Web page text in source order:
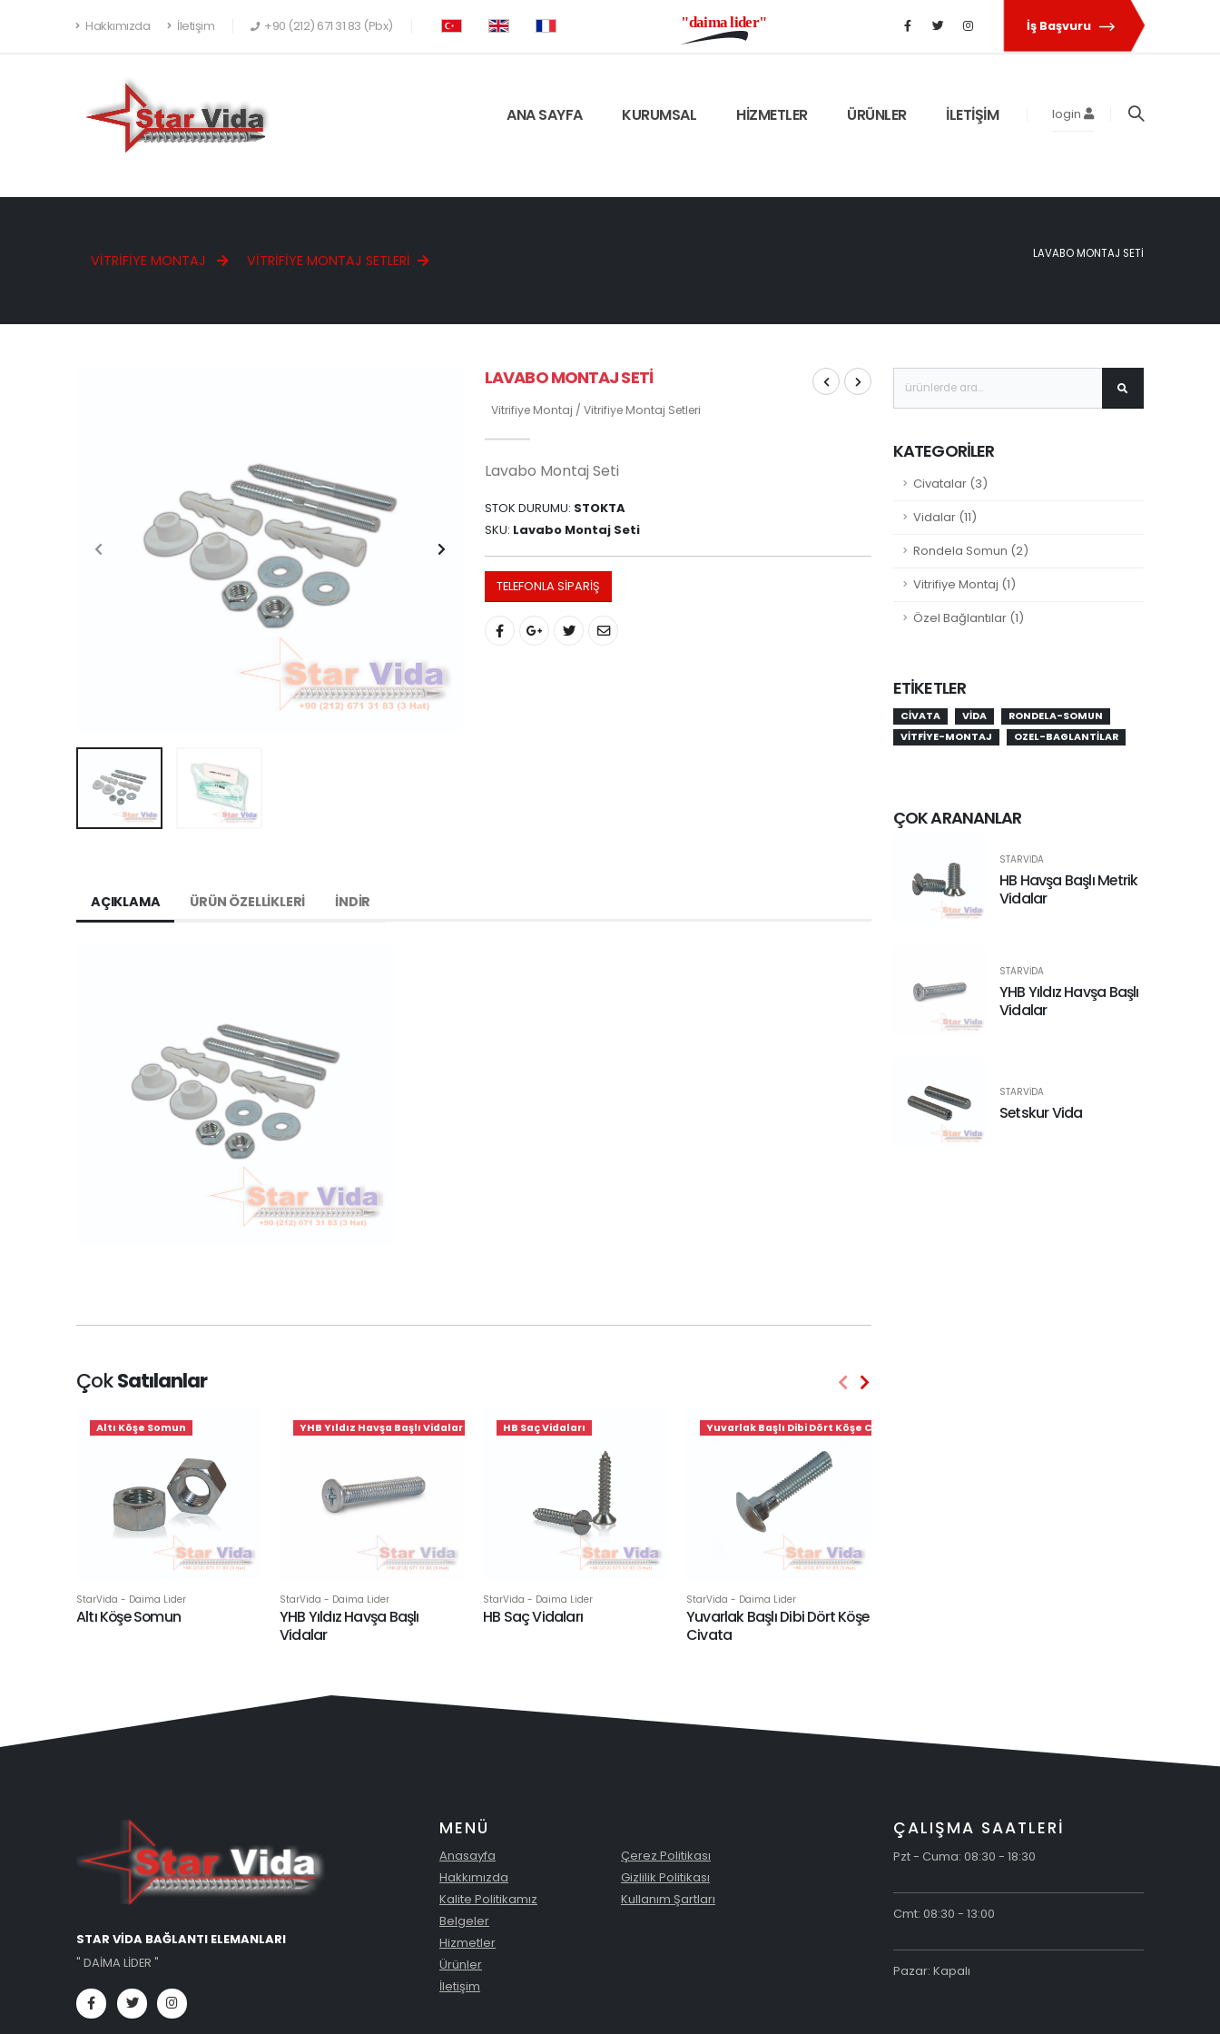
Hakkımızda İletişim +90 (212) 671 31 83 (Pbx) "daima lider" İş Başvuru
ANA SAYFA KURUMSAL HİZMETLER ÜRÜNLER İLETİŞİM login
VITRIFIYE MONTAJ VITRIFIYE MONTAJ SETLERI LAVABO MONTAJ SETI
LAVABO MONTAJ SETI
Vitrifiye Montaj / Vitrifiye Montaj Setleri
Lavabo Montaj Seti
STOK DURUMU: STOKTA
SKU: Lavabo Montaj Seti
TELEFONLA SIPARIŞ
AÇIKLAMA ÜRÜN ÖZELLIKLERI İNDIR
ÇokSatılanlar
Altı Köşe Somun
StarVida - Daima Lider
Altı Köşe Somun
YHB Yıldız Havşa Başlı Vidalar
StarVida - Daima Lider
YHB Yıldız Havşa Başlı
Vidalar
HB Saç Vidaları
StarVida - Daima Lider
HB Saç Vidaları
Yuvarlak Başlı Dibi Dört Köşe Civata
StarVida - Daima Lider
Yuvarlak Başlı Dibi Dört Köşe
Civata
KATEGORILER
Civatalar (3)
Vidalar (11)
Rondela Somun (2)
Vitrifiye Montaj (1)
Özel Bağlantılar (1)
ETIKETLER
CIVATA VIDA
RONDELA-SOMUN
VITFIYE-MONTAJ
OZEL-BAGLANTILAR
ÇOK ARANANLAR
STARVIDA
HB Havşa Başlı Metrik
Vidalar
STARVIDA
YHB Yıldız Havşa Başlı
Vidalar
STARVIDA
Setskur Vida
STAR VİDA BAĞLANTI ELEMANLARI
" DAİMA LİDER "
MENÜ
Anasayfa
Hakkımızda
Kalite Politikamız
Belgeler
Hizmetler
Ürünler
İletişim
Çerez Politikası
Gizlilik Politikası
Kullanım Şartları
ÇALIŞMA SAATLERİ
Pzt - Cuma: 08:30 - 18:30
Cmt: 08:30 - 13:00
Pazar: Kapalı